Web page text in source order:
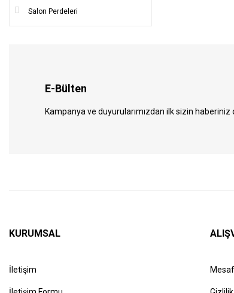
Salon Perdeleri
E-Bülten
Kampanya ve duyurularımızdan ilk sizin haberiniz
KURUMSAL
İletişim